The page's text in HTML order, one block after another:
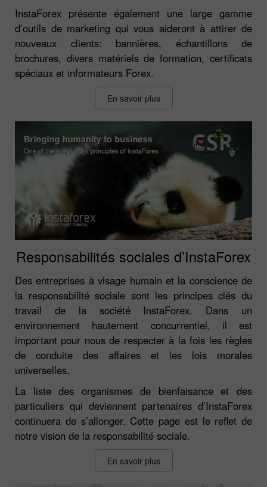
InstaForex présente également une large gamme
d’outils de marketing qui vous aideront à attirer de
nouveaux clients: bannières, échantillons de
brochures, divers matériels de formation, certificats
spéciaux et informateurs Forex.
En savoir plus
Responsabilités sociales d’InstaForex
Des entreprises à visage humain et la conscience de
la responsabilité sociale sont les principes clés du
travail de la société InstaForex. Dans un
environnement hautement concurrentiel, il est
important pour nous de respecter à la fois les règles
de conduite des affaires et les lois morales
universelles.
La liste des organismes de bienfaisance et des
particuliers qui deviennent partenaires d’InstaForex
continuera de s’allonger. Cette page est le reflet de
notre vision de la responsabilité sociale.
En savoir plus